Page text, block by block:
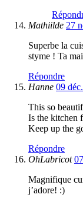
Mathiilde 27
Superbe la
styme ! Ta
Répondre
Hanne 09
This so
Is the kitchen
Keep up the
Répondre
OhLabricot
Magnifique
j’adore! :)